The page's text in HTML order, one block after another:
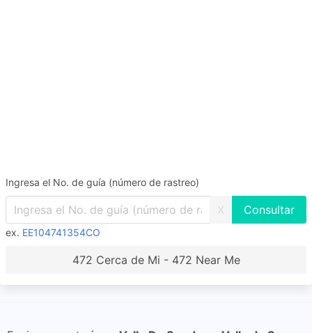
Ingresa el No. de guía (número de rastreo)
X
ex. EE104741354CO
472 Cerca de Mi - 472 Near Me